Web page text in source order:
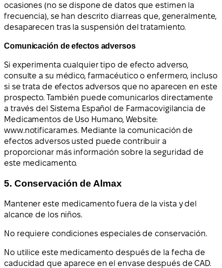
ocasiones (no se dispone de datos que estimen la
frecuencia), se han descrito diarreas que, generalmente,
desaparecen tras la suspensión del tratamiento.
Comunicación de efectos adversos
Si experimenta cualquier tipo de efecto adverso,
consulte a su médico, farmacéutico o enfermero, incluso
si se trata de efectos adversos que no aparecen en este
prospecto. También puede comunicarlos directamente
a través del Sistema Español de Farmacovigilancia de
Medicamentos de Uso Humano, Website:
www.notificaram.es. Mediante la comunicación de
efectos adversos usted puede contribuir a
proporcionar más información sobre la seguridad de
este medicamento.
5. Conservación de Almax
Mantener este medicamento fuera de la vista y del
alcance de los niños.
No requiere condiciones especiales de conservación.
No utilice este medicamento después de la fecha de
caducidad que aparece en el envase después de CAD.